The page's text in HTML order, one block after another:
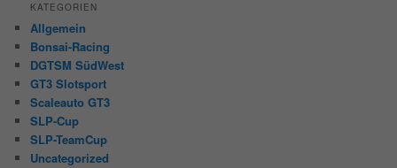
KATEGORIEN
Allgemein
Bonsai-Racing
DGTSM SüdWest
GT3 Slotsport
Scaleauto GT3
SLP-Cup
SLP-TeamCup
Uncategorized